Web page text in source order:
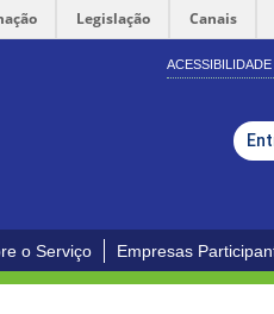
Legislação Canais
ACESSIBILIDADE
o Serviço Empresas